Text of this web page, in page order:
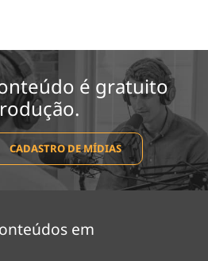
é gratuito
CADASTRO DE MÍDIAS
em